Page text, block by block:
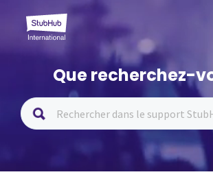
Que recherchez-